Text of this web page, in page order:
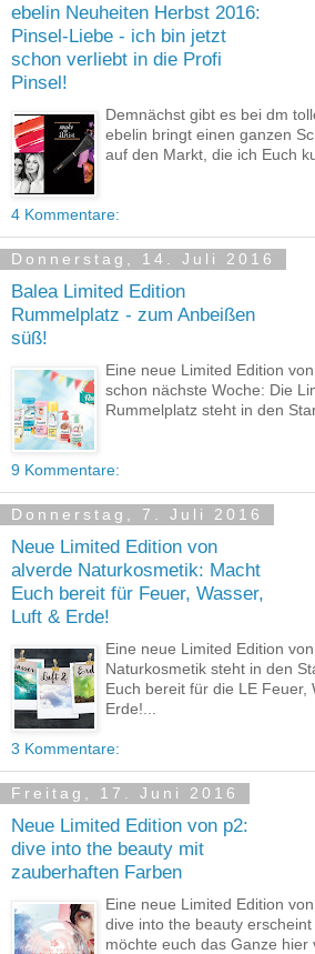
ebelin Neuheiten Herbst 2016:
Pinsel-Liebe - ich bin jetzt
schon verliebt in die Profi
Pinsel!
Demnächst gibt es bei dm
ebelin bringt einen ganzen
auf den Markt, die ich Euch
4 Kommentare:
Donnerstag, 14. Juli 2016
Balea Limited Edition
Rummelplatz - zum Anbeißen
süß!
Eine neue Limited Edition
schon nächste Woche: Die
Rummelplatz steht in den
9 Kommentare:
Donnerstag, 7. Juli 2016
Neue Limited Edition von
alverde Naturkosmetik: Macht
Euch bereit für Feuer, Wasser,
Luft & Erde!
Eine neue Limited Edition
Naturkosmetik steht in den
Euch bereit für die LE Feuer,
Erde!...
3 Kommentare:
Freitag, 17. Juni 2016
Neue Limited Edition von p2:
dive into the beauty mit
zauberhaften Farben
Eine neue Limited Edition
dive into the beauty
möchte euch das Ganze hier